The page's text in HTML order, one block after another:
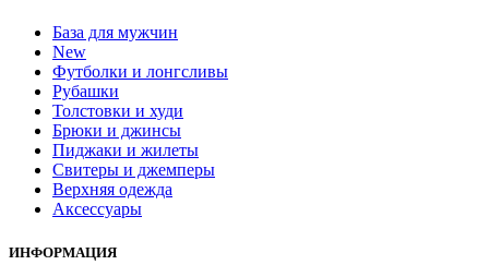
База для мужчин
New
Футболки и лонгсливы
Рубашки
Толстовки и худи
Брюки и джинсы
Пиджаки и жилеты
Свитеры и джемперы
Верхняя одежда
Аксессуары
ИНФОРМАЦИЯ